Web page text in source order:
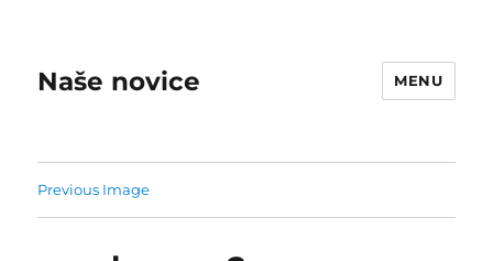
Naše novice MENU
Previous Image